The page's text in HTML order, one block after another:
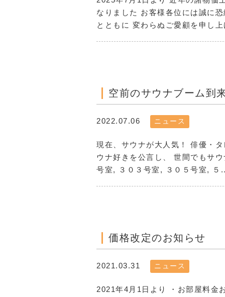
なりました お客様各位には誠に
とともに 変わらぬご愛顧を申し
空前のサウナブーム到来
2022.07.06 ニュース
現在、サウナが大人気！ 俳優・
ウナ好きを公言し、 世間でもサ
号室, ３０３号室, ３０５号室, ５
価格改定のお知らせ
2021.03.31 ニュース
2021年4月1日より ・お部屋料